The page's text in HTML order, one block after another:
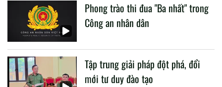
Phong trào thi đua "Ba nhất" trong
Công an nhân dân
Tập trung giải pháp đột phá, đổi
mới tư duy đào tạo